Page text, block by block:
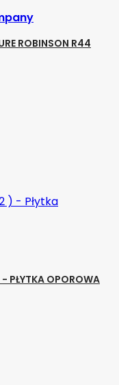
ROBINSON R44
PŁYTKA OPOROWA